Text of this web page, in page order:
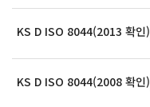
KS D ISO 8044(2013 확인)
KS D ISO 8044(2008 확인)